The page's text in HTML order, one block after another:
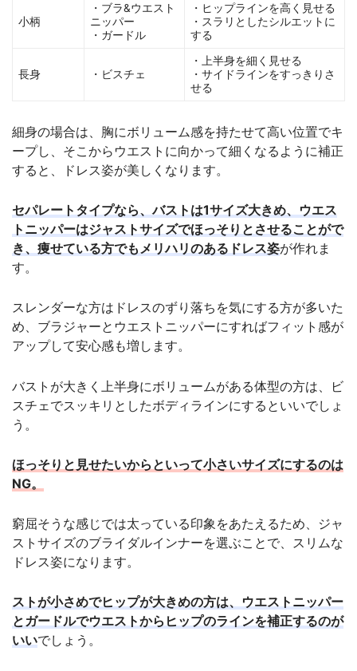
小柄
・ブラ&ウエスト
ニッパー
・ガードル
・ヒップラインを高く見せる
・スラリとしたシルエットに
する
長身 ・ビスチェ
・上半身を細く見せる
・サイドラインをすっきりさ
せる
細身の場合は、胸にボリューム感を持たせて高い位置でキ
ープし、そこからウエストに向かって細くなるように補正
すると、ドレス姿が美しくなります。
セパレートタイプなら、バストは1サイズ大きめ、ウエス
トニッパーはジャストサイズでほっそりとさせることがで
き、痩せている方でもメリハリのあるドレス姿が作れま
す。
スレンダーな方はドレスのずり落ちを気にする方が多いた
め、ブラジャーとウエストニッパーにすればフィット感が
アップして安心感も増します。
バストが大きく上半身にボリュームがある体型の方は、ビ
スチェでスッキリとしたボディラインにするといいでしょ
う。
ほっそりと見せたいからといって小さいサイズにするのは
NG。
窮屈そうな感じでは太っている印象をあたえるため、ジャ
ストサイズのブライダルインナーを選ぶことで、スリムな
ドレス姿になります。
ストが小さめでヒップが大きめの方は、ウエストニッパー
とガードルでウエストからヒップのラインを補正するのが
いいでしょう。